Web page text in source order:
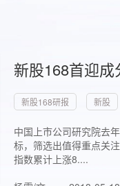
新股168首迎
新股168研报 新股
中国上市公司研究院去
标，筛选出值得重点关
指数累计上涨8....